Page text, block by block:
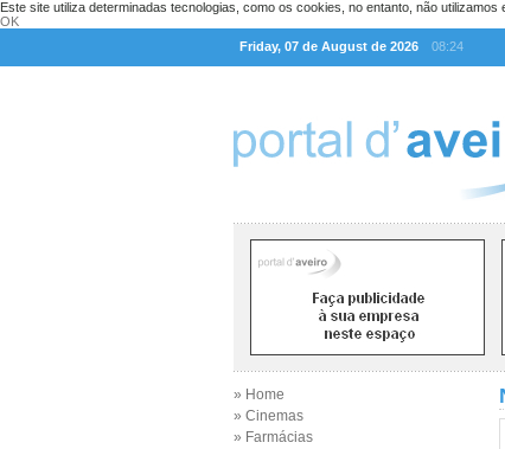
Este site utiliza determinadas tecnologias, como os cookies, no entanto, não
OK
Friday, 07 de August de 2026
08:24
» Home
» Cinemas
» Farmácias